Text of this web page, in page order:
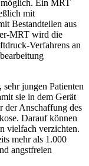
möglich. Ein MRT
mit
Bestandteilen aus
MRT wird die
Verfahrens an
jungen Patienten
sie in dem Gerät
der Anschaffung des
Darauf können
vielfach verzichten.
mehr als 1.000
angstfreien